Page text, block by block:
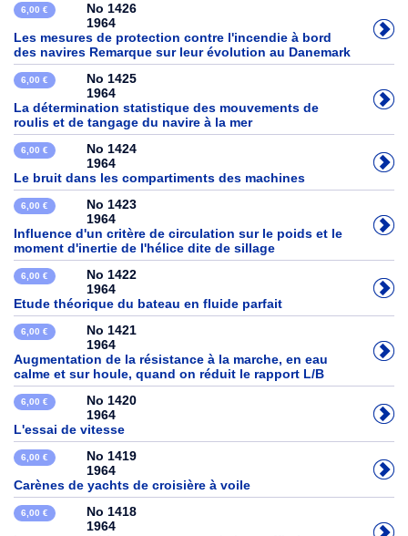
6,00 €
No 1426
1964
Les mesures de protection contre l'incendie à bord
des navires Remarque sur leur évolution au Danemark
6,00 €
No 1425
1964
La détermination statistique des mouvements de
roulis et de tangage du navire à la mer
6,00 €
No 1424
1964
Le bruit dans les compartiments des machines
6,00 €
No 1423
1964
Influence d'un critère de circulation sur le poids et le
moment d'inertie de l'hélice dite de sillage
6,00 €
No 1422
1964
Etude théorique du bateau en fluide parfait
6,00 €
No 1421
1964
Augmentation de la résistance à la marche, en eau
calme et sur houle, quand on réduit le rapport L/B
6,00 €
No 1420
1964
L'essai de vitesse
6,00 €
No 1419
1964
Carènes de yachts de croisière à voile
6,00 €
No 1418
1964